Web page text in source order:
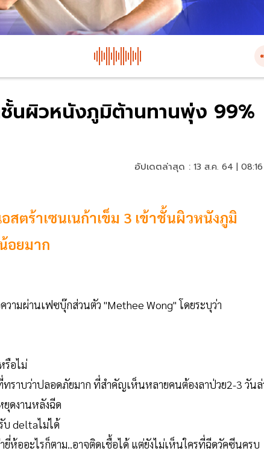
ชั้นผิวหนังภูมิต้านทานพุ่ง 99%
อัปเดตล่าสุด : 13 ส.ค. 64 |
ตร้าเซนเนก้าเข็ม 3 เข้าชั้นผิวหนังภูมิ
อยมาก
ามผ่านเฟซบุ๊กส่วนตัว "Methee Wong" โดยระบุว่า
รือไม่
าบว่าปลอดภัยมาก ที่สำคัญเห็นหลายคนต้องลาป่วย2-3 วันล่
ดงานหลังฉีด
บ deltaไม่ได้
ยี่ห้ออะไรก็ตาม..อาจติดเชื้อได้ แต่ยังไม่เห็นใครที่ฉีดวัคซีนครบ